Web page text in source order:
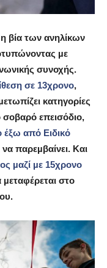
βία των ανηλίκων
µε
συνοχής.
σε 13χρονο,
κατηγορίες
επεισόδιο,
έξω από Ειδικό
παρεµβαίνει. Και
µαζί µε 15χρονο
στο